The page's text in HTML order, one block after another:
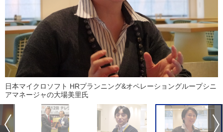
日本マイクロソフト HRプランニング&オペレーショングループシニ
アマネージャの大場美里氏